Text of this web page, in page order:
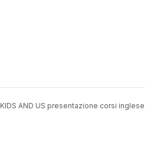
KIDS AND US presentazione corsi inglese